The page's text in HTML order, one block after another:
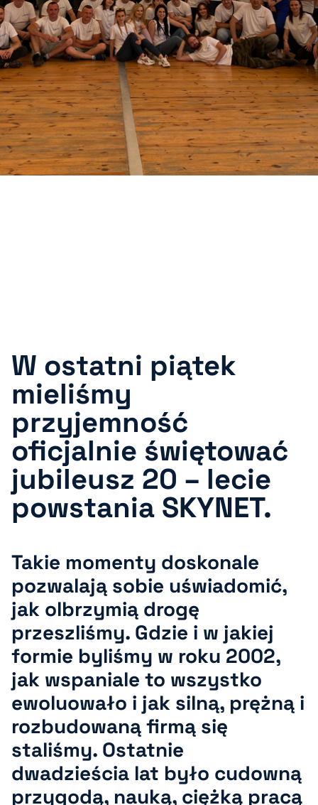
W ostatni piątek
mieliśmy
przyjemność
oficjalnie świętować
jubileusz 20 – lecie
powstania SKYNET.
Takie momenty doskonale
pozwalają sobie uświadomić,
jak olbrzymią drogę
przeszliśmy. Gdzie i w jakiej
formie byliśmy w roku 2002,
jak wspaniale to wszystko
ewoluowało i jak silną, prężną i
rozbudowaną firmą się
staliśmy. Ostatnie
dwadzieścia lat było cudowną
przygodą, nauką, ciężką pracą